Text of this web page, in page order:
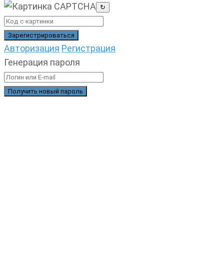
↻
Авторизация Регистрация
Генерация пароля